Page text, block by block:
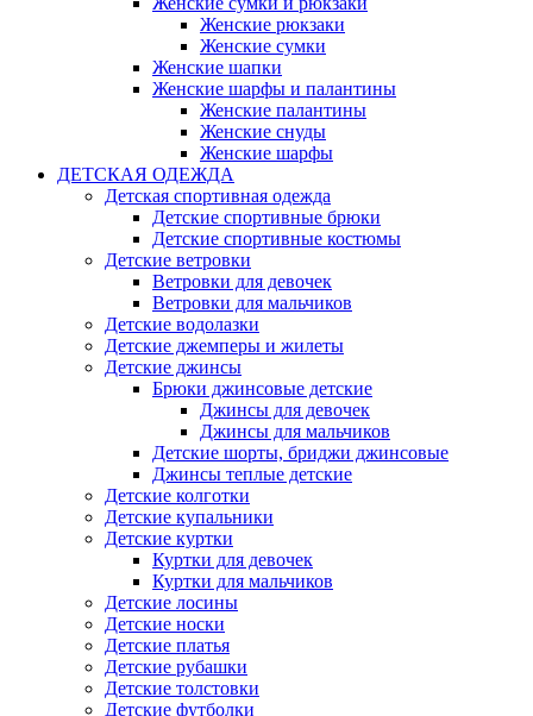
Женские рюкзаки
Женские сумки
Женские шапки
Женские шарфы и палантины
Женские палантины
Женские снуды
Женские шарфы
ДЕТСКАЯ ОДЕЖДА
Детская спортивная одежда
Детские спортивные брюки
Детские спортивные костюмы
Детские ветровки
Ветровки для девочек
Ветровки для мальчиков
Детские водолазки
Детские джемперы и жилеты
Детские джинсы
Брюки джинсовые детские
Джинсы для девочек
Джинсы для мальчиков
Детские шорты, бриджи джинсовые
Джинсы теплые детские
Детские колготки
Детские купальники
Детские куртки
Куртки для девочек
Куртки для мальчиков
Детские лосины
Детские носки
Детские платья
Детские рубашки
Детские толстовки
Детские футболки